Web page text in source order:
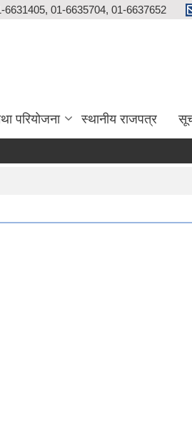
6631405, 01-6635704, 01-6637652
परियोजना स्थानीय राजपत्र